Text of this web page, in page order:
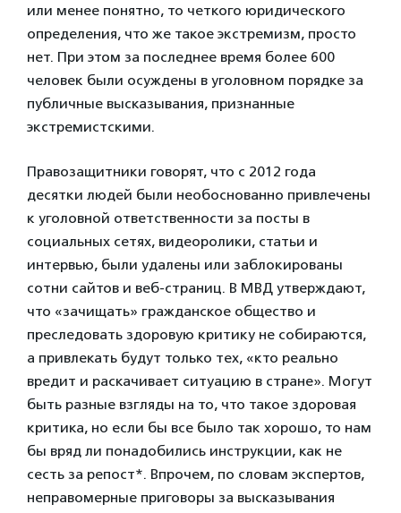
или менее понятно, то четкого юридического
определения, что же такое экстремизм, просто
нет. При этом за последнее время более 600
человек были осуждены в уголовном порядке за
публичные высказывания, признанные
экстремистскими.
Правозащитники говорят, что с 2012 года
десятки людей были необоснованно привлечены
к уголовной ответственности за посты в
социальных сетях, видеоролики, статьи и
интервью, были удалены или заблокированы
сотни сайтов и веб-страниц. В МВД утверждают,
что «зачищать» гражданское общество и
преследовать здоровую критику не собираются,
а привлекать будут только тех, «кто реально
вредит и раскачивает ситуацию в стране». Могут
быть разные взгляды на то, что такое здоровая
критика, но если бы все было так хорошо, то нам
бы вряд ли понадобились инструкции, как не
сесть за репост*. Впрочем, по словам экспертов,
неправомерные приговоры за высказывания